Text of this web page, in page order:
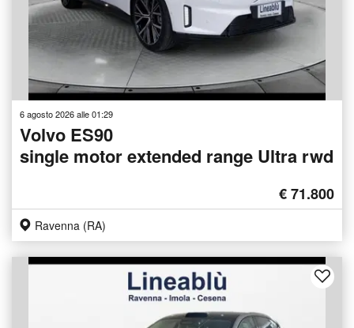
6 agosto 2026 alle 01:29
Volvo ES90
single motor extended range Ultra rwd
€ 71.800
Ravenna (RA)